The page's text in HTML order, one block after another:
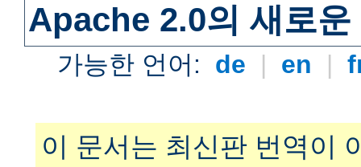
Apache 2.0의 새로운
가능한 언어: de | en |
이 문서는 최신판 번역이